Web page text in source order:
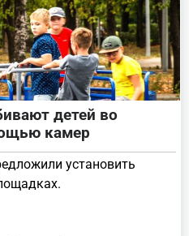
детей во
камер
установить